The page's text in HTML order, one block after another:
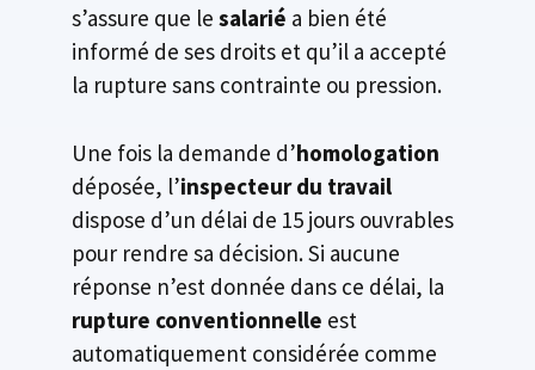
s’assure que le salarié a bien été
informé de ses droits et qu’il a accepté
la rupture sans contrainte ou pression.
Une fois la demande d’homologation
déposée, l’inspecteur du travail
dispose d’un délai de 15 jours ouvrables
pour rendre sa décision. Si aucune
réponse n’est donnée dans ce délai, la
rupture conventionnelle est
automatiquement considérée comme